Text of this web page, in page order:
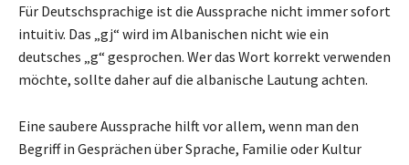
Für Deutschsprachige ist die Aussprache nicht immer sofort
intuitiv. Das „gj“ wird im Albanischen nicht wie ein
deutsches „g“ gesprochen. Wer das Wort korrekt verwenden
möchte, sollte daher auf die albanische Lautung achten.
Eine saubere Aussprache hilft vor allem, wenn man den
Begriff in Gesprächen über Sprache, Familie oder Kultur